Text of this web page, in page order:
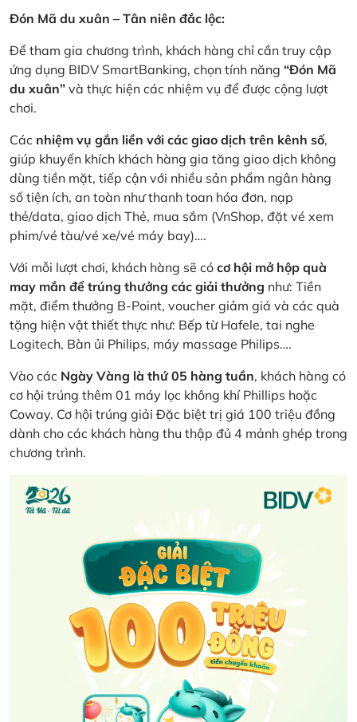
Đón Mã du xuân – Tân niên đắc lộc:
Để tham gia chương trình, khách hàng chỉ cần truy cập
ứng dụng BIDV SmartBanking, chọn tính năng “Đón Mã
du xuân” và thực hiện các nhiệm vụ để được cộng lượt
chơi.
Các nhiệm vụ gắn liền với các giao dịch trên kênh số,
giúp khuyến khích khách hàng gia tăng giao dịch không
dùng tiền mặt, tiếp cận với nhiều sản phẩm ngân hàng
số tiện ích, an toàn như thanh toan hóa đơn, nạp
thẻ/data, giao dịch Thẻ, mua sắm (VnShop, đặt vé xem
phim/vé tàu/vé xe/vé máy bay)….
Với mỗi lượt chơi, khách hàng sẽ có cơ hội mở hộp quà
may mắn để trúng thưởng các giải thưởng như: Tiền
mặt, điểm thưởng B-Point, voucher giảm giá và các quà
tặng hiện vật thiết thực như: Bếp từ Hafele, tai nghe
Logitech, Bàn ủi Philips, máy massage Philips….
Vào các Ngày Vàng là thứ 05 hàng tuần, khách hàng có
cơ hội trúng thêm 01 máy lọc không khí Phillips hoặc
Coway. Cơ hội trúng giải Đặc biệt trị giá 100 triệu đồng
dành cho các khách hàng thu thập đủ 4 mảnh ghép trong
chương trình.